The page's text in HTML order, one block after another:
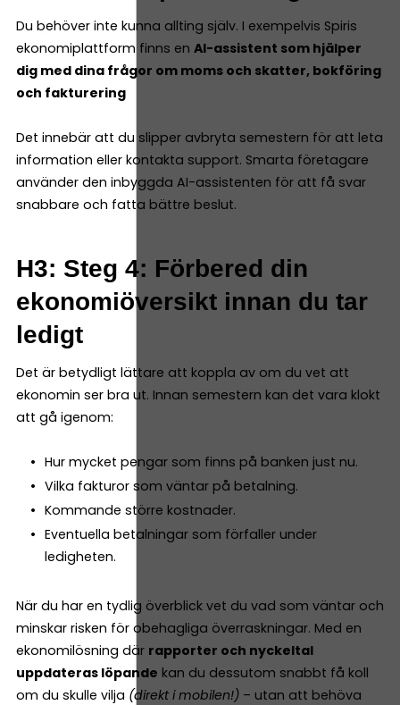
Du behöver inte kunna allting själv. I exempelvis Spiris
ekonomiplattform finns en AI-assistent som hjälper
dig med dina frågor om moms och skatter, bokföring
och fakturering
Det innebär att du slipper avbryta semestern för att leta
information eller kontakta support. Smarta företagare
använder den inbyggda AI-assistenten för att få svar
snabbare och fatta bättre beslut.
H3: Steg 4: Förbered din
ekonomiöversikt innan du tar
ledigt
Det är betydligt lättare att koppla av om du vet att
ekonomin ser bra ut. Innan semestern kan det vara klokt
att gå igenom:
Hur mycket pengar som finns på banken just nu.
Vilka fakturor som väntar på betalning.
Kommande större kostnader.
Eventuella betalningar som förfaller under
ledigheten.
När du har en tydlig överblick vet du vad som väntar och
minskar risken för obehagliga överraskningar. Med en
ekonomilösning där rapporter och nyckeltal
uppdateras löpande kan du dessutom snabbt få koll
om du skulle vilja (direkt i mobilen!) – utan att behöva